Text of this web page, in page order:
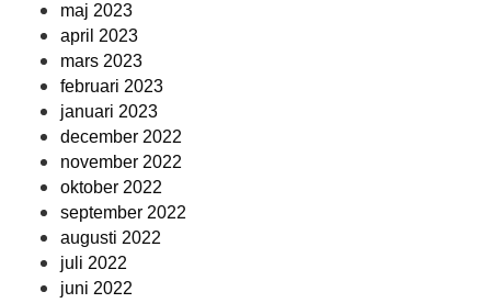
maj 2023
april 2023
mars 2023
februari 2023
januari 2023
december 2022
november 2022
oktober 2022
september 2022
augusti 2022
juli 2022
juni 2022